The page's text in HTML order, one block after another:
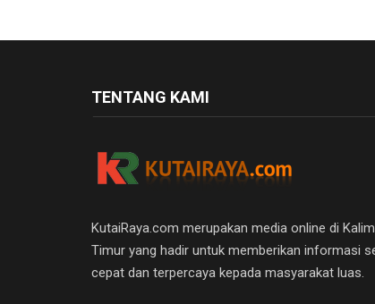
TENTANG KAMI
KutaiRaya.com merupakan media online di
Timur yang hadir untuk memberikan informasi
cepat dan terpercaya kepada masyarakat luas.